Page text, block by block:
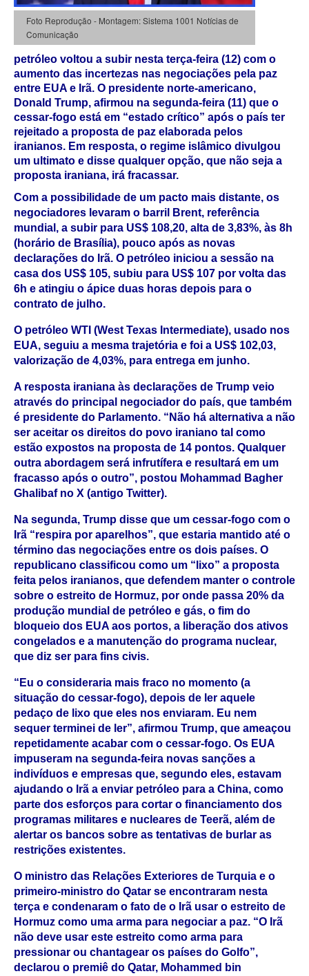
Foto Reprodução - Montagem: Sistema 1001 Notícias de
Comunicação
petróleo voltou a subir nesta terça-feira (12) com o
aumento das incertezas nas negociações pela paz
entre EUA e Irã. O presidente norte-americano,
Donald Trump, afirmou na segunda-feira (11) que o
cessar-fogo está em “estado crítico” após o país ter
rejeitado a proposta de paz elaborada pelos
iranianos. Em resposta, o regime islâmico divulgou
um ultimato e disse qualquer opção, que não seja a
proposta iraniana, irá fracassar.
Com a possibilidade de um pacto mais distante, os
negociadores levaram o barril Brent, referência
mundial, a subir para US$ 108,20, alta de 3,83%, às 8h
(horário de Brasília), pouco após as novas
declarações do Irã. O petróleo iniciou a sessão na
casa dos US$ 105, subiu para US$ 107 por volta das
6h e atingiu o ápice duas horas depois para o
contrato de julho.
O petróleo WTI (West Texas Intermediate), usado nos
EUA, seguiu a mesma trajetória e foi a US$ 102,03,
valorização de 4,03%, para entrega em junho.
A resposta iraniana às declarações de Trump veio
através do principal negociador do país, que também
é presidente do Parlamento. “Não há alternativa a não
ser aceitar os direitos do povo iraniano tal como
estão expostos na proposta de 14 pontos. Qualquer
outra abordagem será infrutífera e resultará em um
fracasso após o outro”, postou Mohammad Bagher
Ghalibaf no X (antigo Twitter).
Na segunda, Trump disse que um cessar-fogo com o
Irã “respira por aparelhos”, que estaria mantido até o
término das negociações entre os dois países. O
republicano classificou como um “lixo” a proposta
feita pelos iranianos, que defendem manter o controle
sobre o estreito de Hormuz, por onde passa 20% da
produção mundial de petróleo e gás, o fim do
bloqueio dos EUA aos portos, a liberação dos ativos
congelados e a manutenção do programa nuclear,
que diz ser para fins civis.
“Eu o consideraria mais fraco no momento (a
situação do cessar-fogo), depois de ler aquele
pedaço de lixo que eles nos enviaram. Eu nem
sequer terminei de ler”, afirmou Trump, que ameaçou
repetidamente acabar com o cessar-fogo. Os EUA
impuseram na segunda-feira novas sanções a
indivíduos e empresas que, segundo eles, estavam
ajudando o Irã a enviar petróleo para a China, como
parte dos esforços para cortar o financiamento dos
programas militares e nucleares de Teerã, além de
alertar os bancos sobre as tentativas de burlar as
restrições existentes.
O ministro das Relações Exteriores de Turquia e o
primeiro-ministro do Qatar se encontraram nesta
terça e condenaram o fato de o Irã usar o estreito de
Hormuz como uma arma para negociar a paz. “O Irã
não deve usar este estreito como arma para
pressionar ou chantagear os países do Golfo”,
declarou o premiê do Qatar, Mohammed bin